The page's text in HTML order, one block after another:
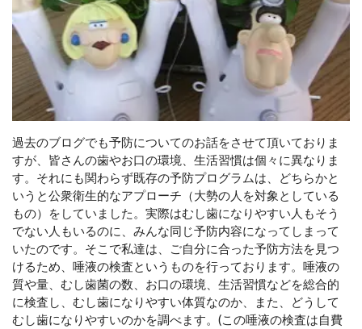
過去のブログでも予防についてのお話をさせて頂いておりま
すが、皆さんの歯やお口の環境、生活習慣は個々に異なりま
す。それにも関わらず既存の予防プログラムは、どちらかと
いうと公衆衛生的なアプローチ（大勢の人を対象としている
もの）をしていました。実際はむし歯になりやすい人もそう
でない人もいるのに、みんな同じ予防内容になってしまって
いたのです。そこで私達は、ご自分に合った予防方法を見つ
けるため、唾液の検査というものを行っております。唾液の
質や量、むし歯菌の数、お口の環境、生活習慣などを総合的
に検査し、むし歯になりやすい体質なのか、また、どうして
むし歯になりやすいのかを調べます。(この唾液の検査は自費